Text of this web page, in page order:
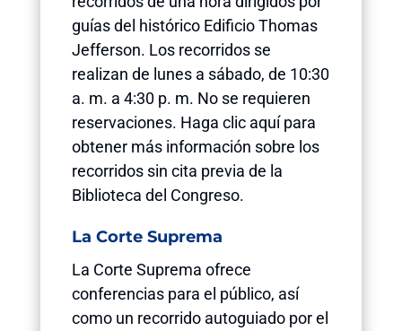
guías del histórico Edificio Thomas
Jefferson. Los recorridos se
realizan de lunes a sábado, de 10:30
a. m. a 4:30 p. m. No se requieren
reservaciones. Haga clic aquí para
obtener más información sobre los
recorridos sin cita previa de la
Biblioteca del Congreso.
La Corte Suprema
La Corte Suprema ofrece
conferencias para el público, así
como un recorrido autoguiado por el